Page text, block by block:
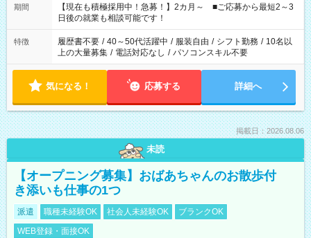
たくない」 など、ご希望を教えてくださいね。 ※Wワーク希望
の方へ 今ご覧のお仕事で希望する勤務時間と、もう1つのお仕事
の勤務時間。 合計で週40時間を超える場合は応募できません。
期間
【現在も積極採用中！急募！】2カ月～ ■ご応募から最短2～3
日後の就業も相談可能です！
特徴 履歴書不要 / 40～50代活躍中 / 服装自由 / シフト勤務 / 10名以
上の大量募集 / 電話対応なし / パソコンスキル不要
気になる！ 応募する 詳細へ
掲載日：2026.08.06
未読
【オープニング募集】おばあちゃんのお散歩付
き添いも仕事の1つ
派遣 職種未経験OK 社会人未経験OK
ブランクOK
WEB登録・面接OK